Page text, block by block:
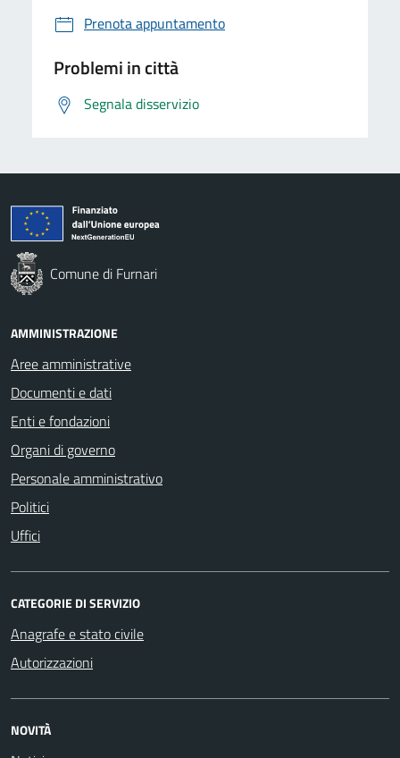
Prenota appuntamento
Problemi in città
Segnala disservizio
Comune di Furnari
AMMINISTRAZIONE
Aree amministrative
Documenti e dati
Enti e fondazioni
Organi di governo
Personale amministrativo
Politici
Uffici
CATEGORIE DI SERVIZIO
Anagrafe e stato civile
Autorizzazioni
NOVITÀ